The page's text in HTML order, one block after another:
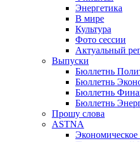
Энергетика
В мире
Культура
Фото сессии
Актуальный
Выпуски
Бюллетнь
Бюллетнь
Бюллетнь
Бюллетнь
Прошу слова
ASTNA
Экономическое